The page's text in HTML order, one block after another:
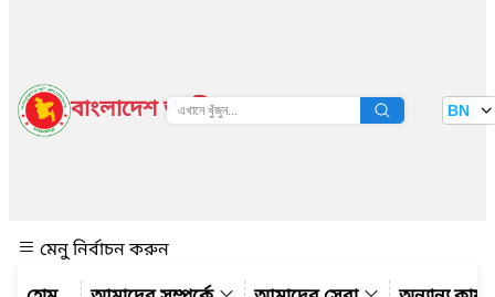
বাংলাদেশ জাতীয় তথ্য বাতায়ন BN
মেনু নির্বাচন করুন